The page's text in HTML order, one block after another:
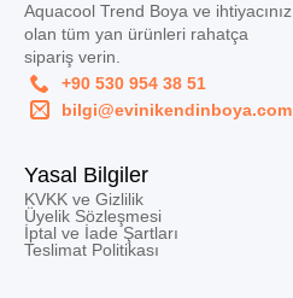
Aquacool Trend Boya ve ihtiyacınız
olan tüm yan ürünleri rahatça
sipariş verin.
+90 530 954 38 51
bilgi@evinikendinboya.com
Yasal Bilgiler
KVKK ve Gizlilik
Üyelik Sözleşmesi
İptal ve İade Şartları
Teslimat Politikası